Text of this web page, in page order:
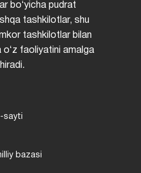
boʻyicha pudrat
tashkilotlar, shu
tashkilotlar bilan
oʻz faoliyatini amalga
sayti
bazasi